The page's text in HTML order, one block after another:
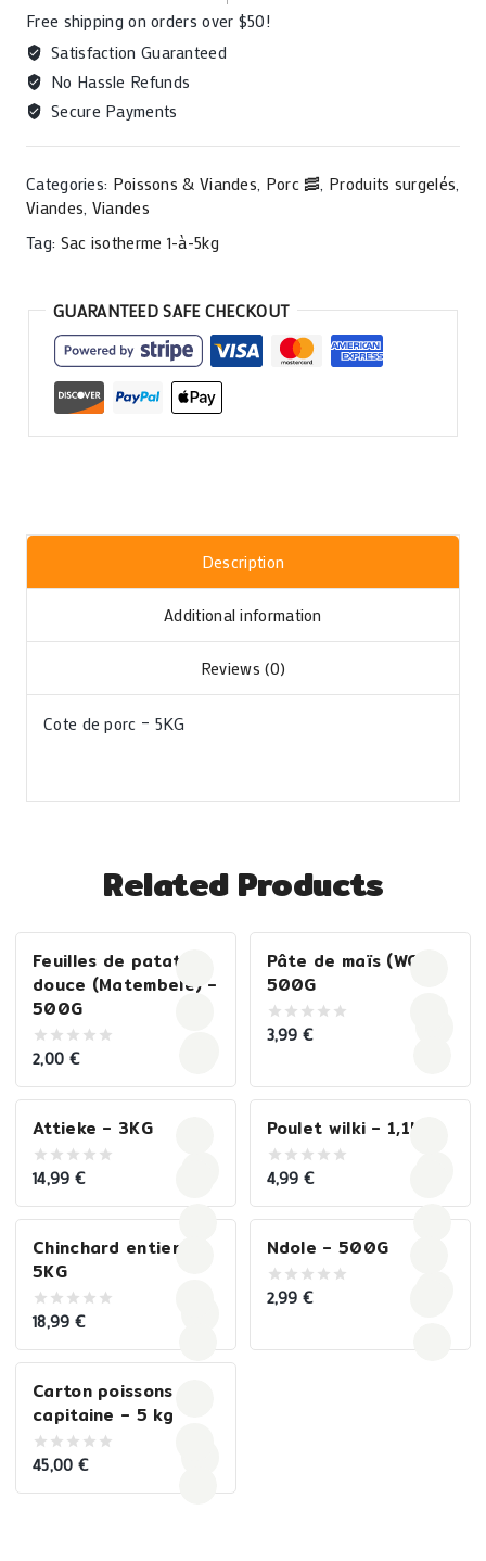
Free shipping on orders over $50!
Satisfaction Guaranteed
No Hassle Refunds
Secure Payments
Categories: Poissons & Viandes Porc 🥓 Produits surgelés
Viandes Viandes
Tag: Sac isotherme 1-à-5kg
GUARANTEED SAFE CHECKOUT
Description
Additional information
Reviews (0)
Cote de porc – 5KG
Related Products
Feuilles de patate
douce (Matembele) –
500G
0
of
5
2,00 €
Pâte de maïs (WO) –
500G
0
3,99€
Attieke – 3KG
0
of
5
14,99 €
Poulet wilki – 1,1KG
0
of
5
4,99€
Chinchard entier –
5KG
0
of
5
18,99 €
Ndole – 500G
0
2,99€
Carton poissons
capitaine – 5 kg
0
of
45,00 €